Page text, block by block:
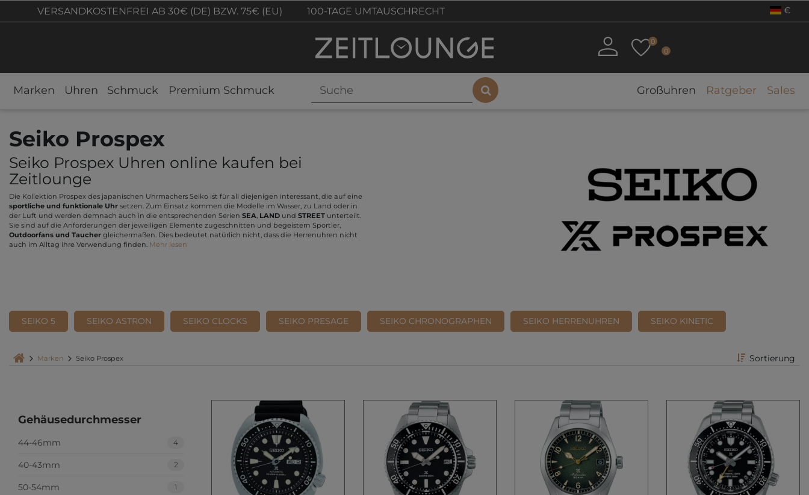
VERSANDKOSTENFREI AB 30€ (DE) BZW. 75€ (EU) 100-TAGE UMTAUSCHRECHT €
0
0
Marken Uhren Schmuck Premium Schmuck Großuhren Ratgeber Sales
Seiko Prospex
Seiko Prospex Uhren online kaufen bei
Zeitlounge
Die Kollektion Prospex des japanischen Uhrmachers Seiko ist für all diejenigen interessant, die auf eine
sportliche und funktionale Uhr setzen. Zum Einsatz kommen die Modelle im Wasser, zu Land oder in
der Luft und werden demnach auch in die entsprechenden Serien SEA, LAND und STREET unterteilt.
Sie sind auf die Anforderungen der jeweiligen Elemente zugeschnitten und begeistern Sportler,
Outdoorfans und Taucher gleichermaßen. Dies bedeutet natürlich nicht, dass die Herrenuhren nicht
auch im Alltag ihre Verwendung finden. Mehr lesen
SEIKO 5 SEIKO ASTRON SEIKO CLOCKS SEIKO PRESAGE SEIKO CHRONOGRAPHEN SEIKO HERRENUHREN SEIKO KINETIC
Marken Seiko Prospex Sortierung
Gehäusedurchmesser
44-46mm 4
40-43mm 2
50-54mm 1